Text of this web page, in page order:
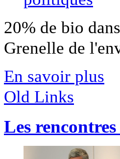
20% de bio
Grenelle de
En savoir plus
Old Links
Les